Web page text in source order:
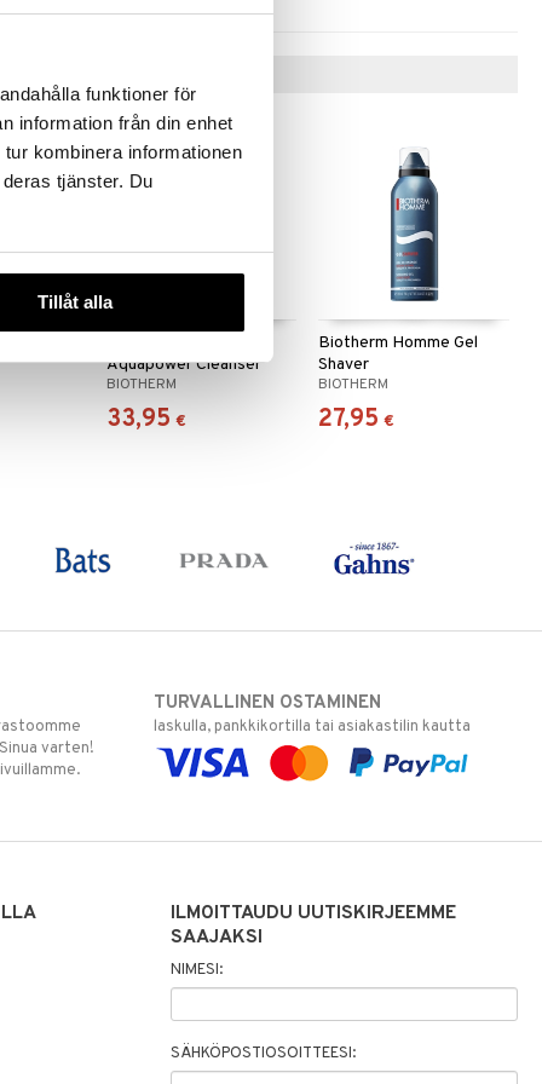
funktioner för
information från din enhet
kombinera informationen
tjänster. Du
Tillåt alla
Aquapower Cleanser
BIOTHERM
33,95 €
Biotherm Homme Gel
Shaver
BIOTHERM
27,95 €
varten!
TURVALLINEN OSTAMINEN
laskulla, pankkikortilla tai asiakastilin kautta
ILMOITTAUDU UUTISKIRJEEMME
SAAJAKSI
NIMESI:
SÄHKÖPOSTIOSOITTEESI: